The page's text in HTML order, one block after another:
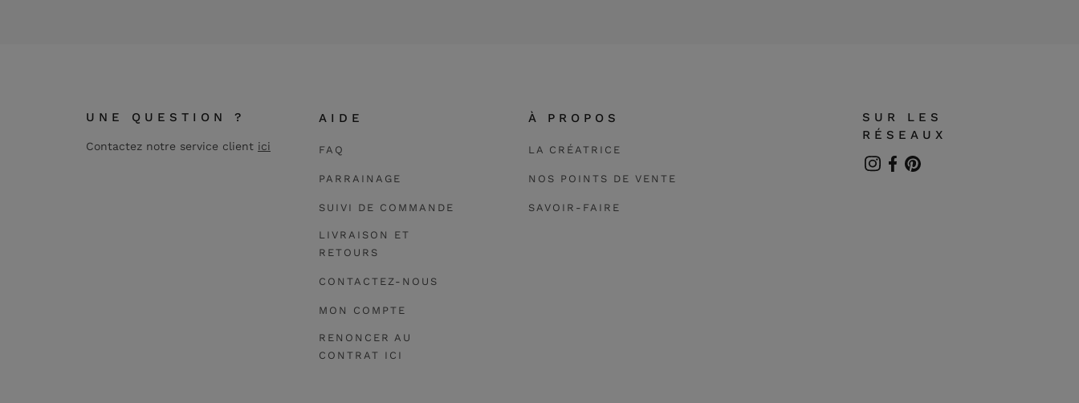
UNE QUESTION ?
Contactez notre service client ici
AIDE
FAQ
PARRAINAGE
SUIVI DE COMMANDE
LIVRAISON ET
RETOURS
CONTACTEZ-NOUS
MON COMPTE
RENONCER AU
CONTRAT ICI
À PROPOS
LA CRÉATRICE
NOS POINTS DE VENTE
SAVOIR-FAIRE
SUR LES
RÉSEAUX